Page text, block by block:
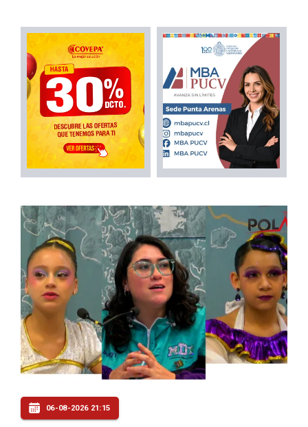
06-08-2026 21:15